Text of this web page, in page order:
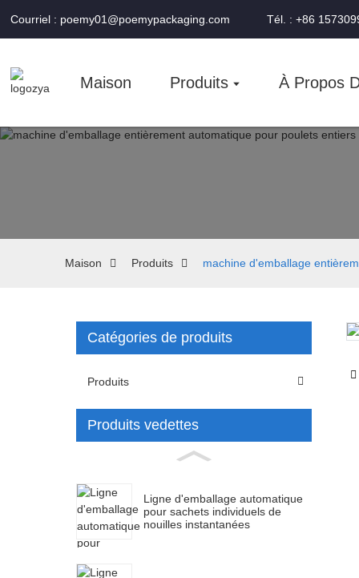
Courriel : poemy01@poemypackaging.com Tél. : +86
Maison Produits À Propos
Maison Produits machine d'emballage
Catégories de produits
Produits
Produits vedettes
Ligne d'emballage automatique
pour sachets individuels de
nouilles instantanées
Loading...
Loading...